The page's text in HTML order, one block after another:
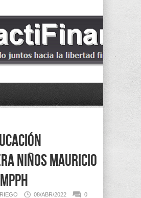
niños Mauricio
08/ABR/2022 0